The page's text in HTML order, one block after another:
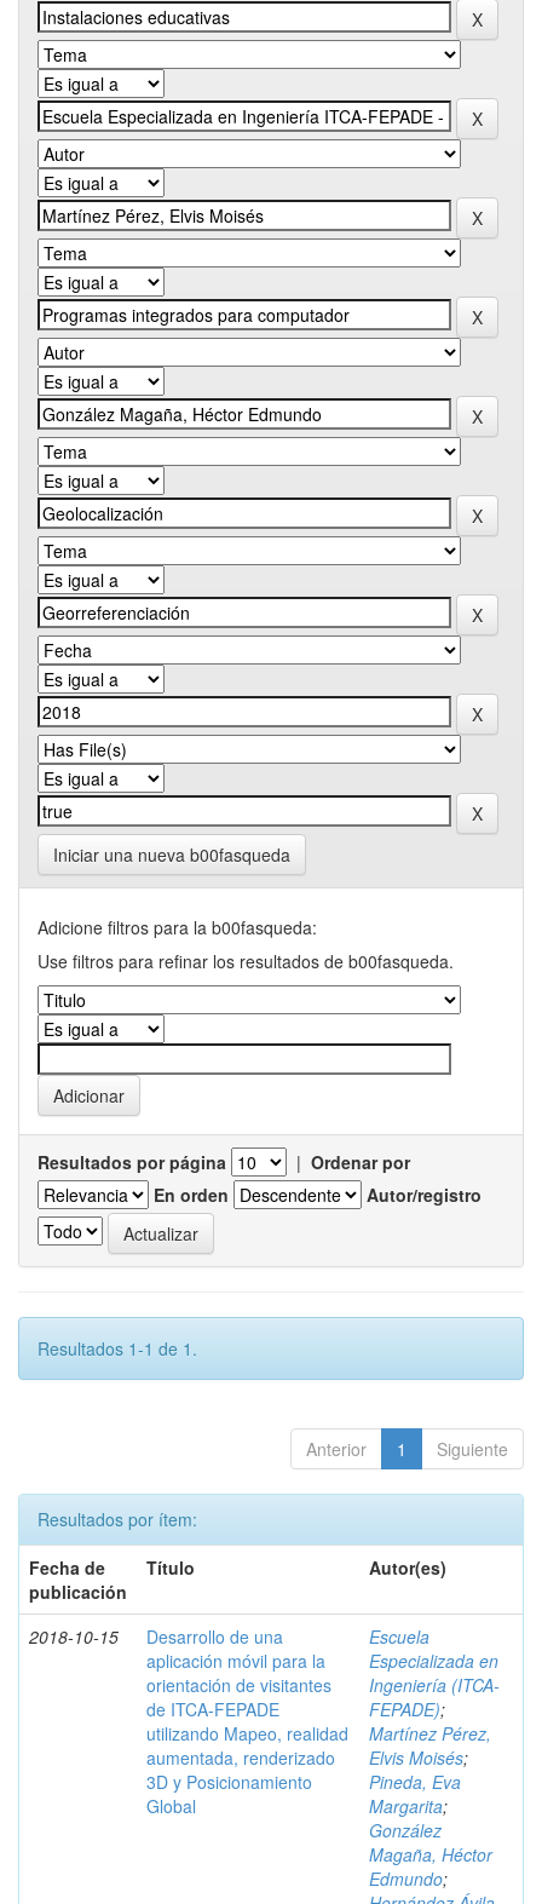
Iniciar una nueva b00fasqueda
Adicione filtros para la b00fasqueda:
Use filtros para refinar los resultados de b00fasqueda.
Resultados por página | Ordenar por
En orden
Autor/registro
Resultados 1-1 de 1.
Anterior 1 Siguiente
Resultados por ítem:
Fecha de
publicación
Título Autor(es)
2018-10-15
Desarrollo de una
aplicación móvil para la
orientación de visitantes
de ITCA-FEPADE
utilizando Mapeo, realidad
aumentada, renderizado
3D y Posicionamiento
Global
Escuela
Especializada en
Ingeniería (ITCA-
FEPADE);
Martínez Pérez,
Elvis Moisés;
Pineda, Eva
Margarita;
González
Magaña, Héctor
Edmundo;